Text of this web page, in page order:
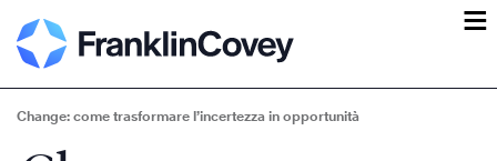
ĕ
Change: come trasformare l’incertezza in opportunità